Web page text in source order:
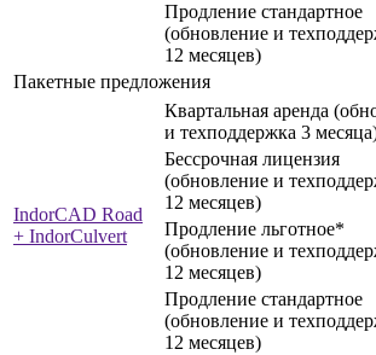
Продление стандартное
(обновление и
12 месяцев)
Пакетные предложения
IndorCAD Road
+ IndorCulvert
Квартальная аренда
и техподдержка 3
Бессрочная лицензия
(обновление и
12 месяцев)
Продление льготное*
(обновление и
12 месяцев)
Продление стандартное
(обновление и
12 месяцев)